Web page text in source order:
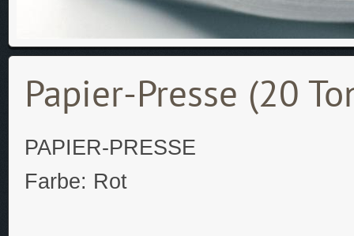
Papier-Presse (20
PAPIER-PRESSE
Farbe: Rot